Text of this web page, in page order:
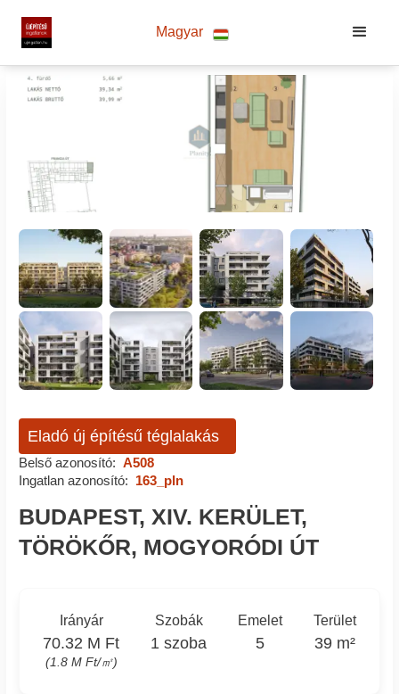
Magyar
Eladó új építésű téglalakás
Belső azonosító: A508
Ingatlan azonosító: 163_pln
BUDAPEST, XIV. KERÜLET,
TÖRÖKŐR, MOGYORÓDI ÚT
Irányár
70.32 M Ft
(1.8 M Ft/㎡)
Szobák
1 szoba
Emelet
5
Terület
39 m²